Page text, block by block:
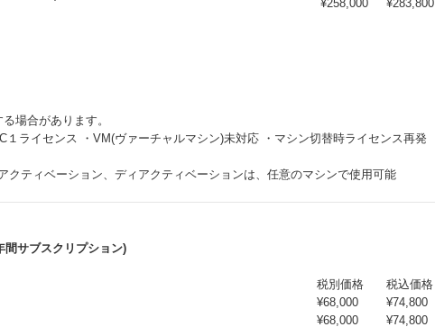
¥258,000 ¥283,800
場合があります。
１ライセンス ・VM(ヴァーチャルマシン)未対応 ・マシン切替時ライセンス再発
クティベーション、ディアクティベーションは、任意のマシンで使用可能
サブスクリプション)
税別価格
税込価格
¥68,000
¥74,800
¥68,000
¥74,800